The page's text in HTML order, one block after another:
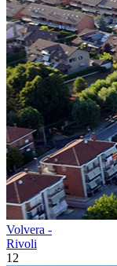
Volvera -
Rivoli
12